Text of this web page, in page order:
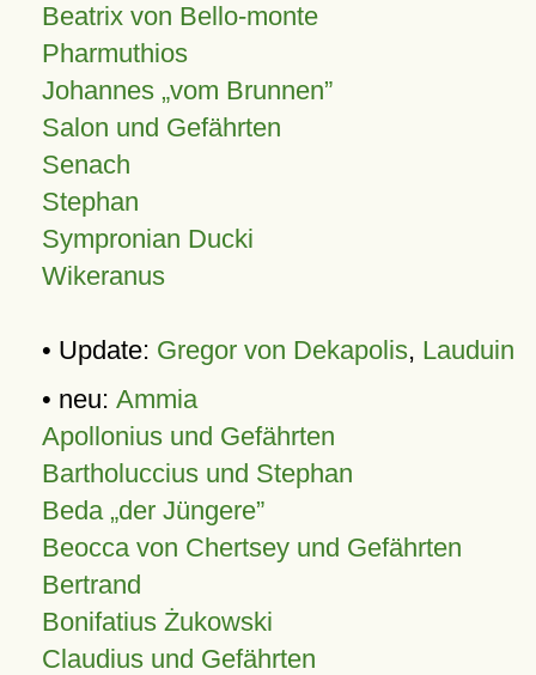
Beatrix von Bello-monte
Pharmuthios
Johannes vom Brunnen
Salon und Gefährten
Senach
Stephan
Sympronian Ducki
Wikeranus
• Update: Gregor von Dekapolis, Lauduin
• neu: Ammia
Apollonius und Gefährten
Bartholuccius und Stephan
Beda „der Jüngere”
Beocca von Chertsey und Gefährten
Bertrand
Bonifatius Żukowski
Claudius und Gefährten